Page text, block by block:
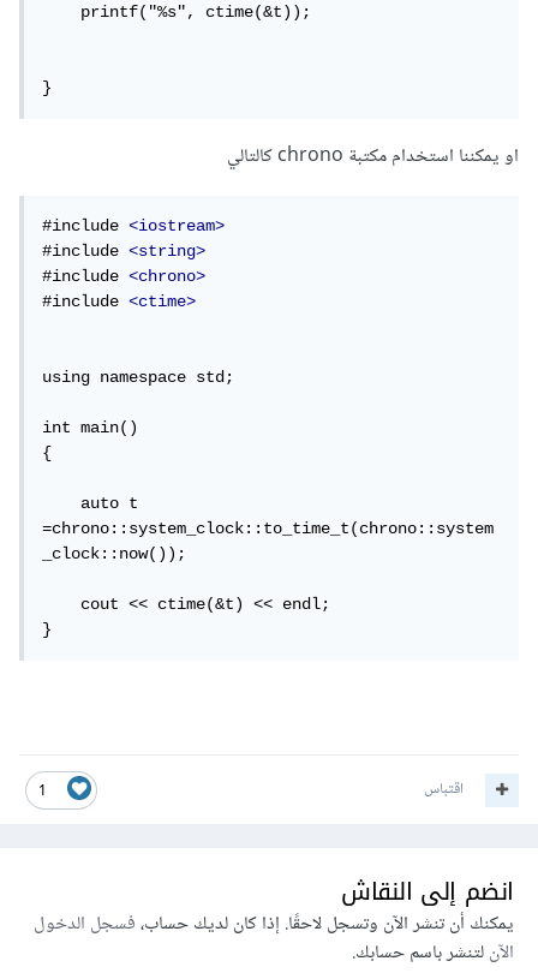
    printf("%s", ctime(&t));
}
او يمكننا استخدام مكتبة chrono كالتالي
#include <iostream>
#include <string>
#include <chrono>
#include <ctime>
using namespace std;
int main()
{
    auto t
=chrono::system_clock::to_time_t(chrono::system
_clock::now());
    cout << ctime(&t) << endl;
}
1 اقتباس
انضم إلى النقاش
يمكنك أن تنشر الآن وتسجل لاحقًا. إذا كان لديك حساب،فسجل الدخول
الآنلتنشر باسم حسابك.